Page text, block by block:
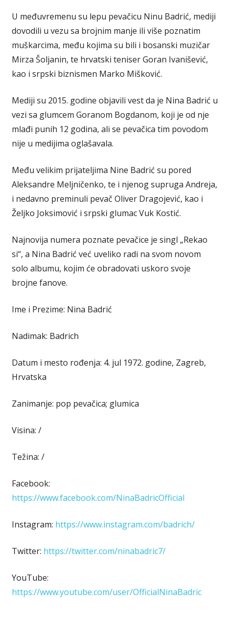
U međuvremenu su lepu pevačicu Ninu Badrić, mediji
dovodili u vezu sa brojnim manje ili više poznatim
muškarcima, među kojima su bili i bosanski muzičar
Mirza Šoljanin, te hrvatski teniser Goran Ivanišević,
kao i srpski biznismen Marko Mišković.
Mediji su 2015. godine objavili vest da je Nina Badrić u
vezi sa glumcem Goranom Bogdanom, koji je od nje
mlađi punih 12 godina, ali se pevačica tim povodom
nije u medijima oglašavala.
Među velikim prijateljima Nine Badrić su pored
Aleksandre Meljničenko, te i njenog supruga Andreja,
i nedavno preminuli pevač Oliver Dragojević, kao i
Željko Joksimović i srpski glumac Vuk Kostić.
Najnovija numera poznate pevačice je singl „Rekao
si“, a Nina Badrić već uveliko radi na svom novom
solo albumu, kojim će obradovati uskoro svoje
brojne fanove.
Ime i Prezime: Nina Badrić
Nadimak: Badrich
Datum i mesto rođenja: 4. jul 1972. godine, Zagreb,
Hrvatska
Zanimanje: pop pevačica; glumica
Visina: /
Težina: /
Facebook:
https://www.facebook.com/NinaBadricOfficial
Instagram: https://www.instagram.com/badrich/
Twitter: https://twitter.com/ninabadric7/
YouTube:
https://www.youtube.com/user/OfficialNinaBadric